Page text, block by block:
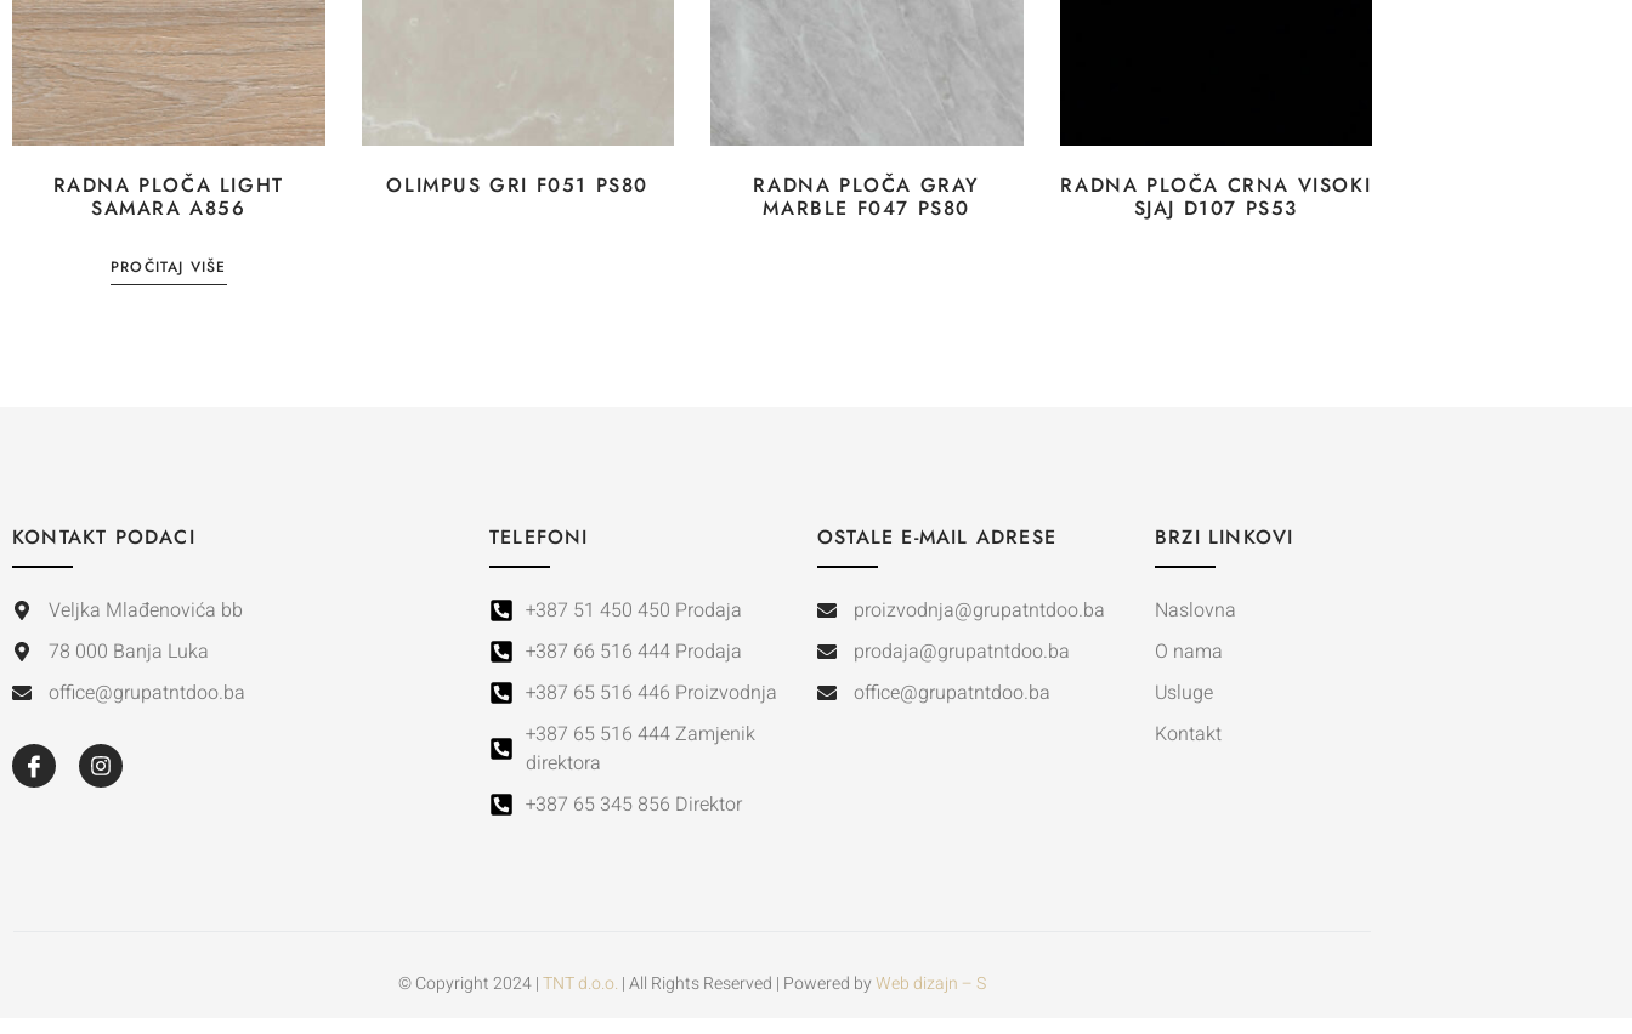
RADNA PLOČA LIGHT
SAMARA A856
PROČITAJ VIŠE
OLIMPUS GRI F051 PS80
RADNA PLOČA GRAY
MARBLE F047 PS80
RADNA PLOČA CRNA VISOKI
SJAJ D107 PS53
KONTAKT PODACI
Veljka Mlađenovića bb
78 000 Banja Luka
office@grupatntdoo.ba
TELEFONI
+387 51 450 450 Prodaja
+387 66 516 444 Prodaja
+387 65 516 446 Proizvodnja
+387 65 516 444 Zamjenik
direktora
+387 65 345 856 Direktor
OSTALE E-MAIL ADRESE
proizvodnja@grupatntdoo.ba
prodaja@grupatntdoo.ba
office@grupatntdoo.ba
BRZI LINKOVI
Naslovna
O nama
Usluge
Kontakt
© Copyright 2024 |TNT d.o.o. | All Rights Reserved | Powered byWeb dizajn – S